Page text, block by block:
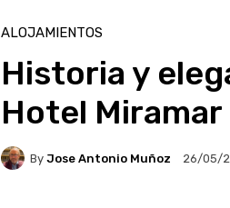
ALOJAMIENTOS
Historia y
Hotel Miramar
By Jose Antonio Muñoz 26/05/